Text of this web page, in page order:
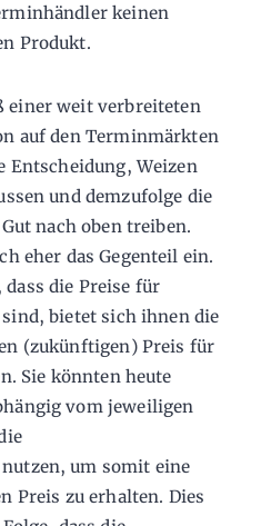
keinen
Produkt.
einer weit verbreiteten
auf den Terminmärkten
Entscheidung, Weizen
und demzufolge die
nach oben treiben.
eher das Gegenteil ein.
die Preise für
bietet sich ihnen die
(zukünftigen) Preis für
Sie könnten heute
vom jeweiligen
um somit eine
Preis zu erhalten. Dies